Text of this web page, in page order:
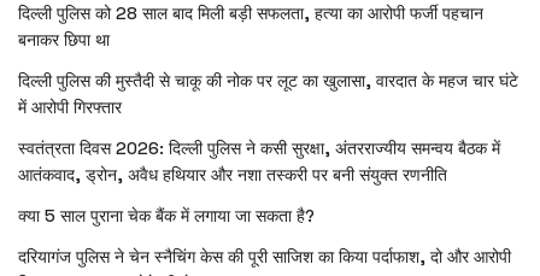
दिल्ली पुलिस को 28 साल बाद मिली बड़ी सफलता, हत्या का आरोपी फर्जी पहचान
बनाकर छिपा था
दिल्ली पुलिस की मुस्तैदी से चाकू की नोक पर लूट का खुलासा, वारदात के महज चार घंटे
में आरोपी गिरफ्तार
स्वतंत्रता दिवस 2026: दिल्ली पुलिस ने कसी सुरक्षा, अंतरराज्यीय समन्वय बैठक में
आतंकवाद, ड्रोन, अवैध हथियार और नशा तस्करी पर बनी संयुक्त रणनीति
क्या 5 साल पुराना चेक बैंक में लगाया जा सकता है?
दरियागंज पुलिस ने चेन स्नैचिंग केस की पूरी साजिश का किया पर्दाफाश, दो और आरोपी